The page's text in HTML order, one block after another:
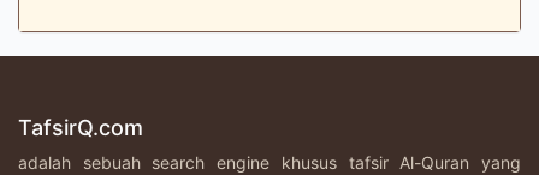
TafsirQ.com
adalah sebuah search engine khusus tafsir Al-Quran yang